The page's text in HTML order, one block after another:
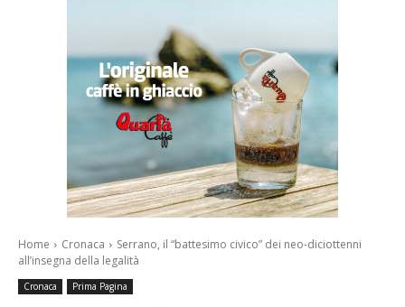
Home Cronaca
Serrano, il “battesimo civico” dei neo-diciottenni
all’insegna della legalità
Cronaca Prima Pagina